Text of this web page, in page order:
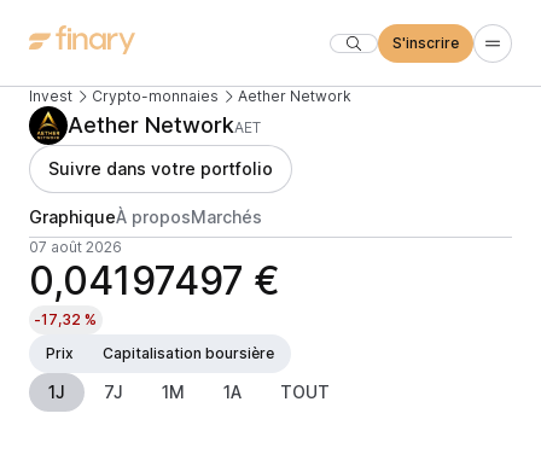
S'inscrire
Invest Crypto-monnaies Aether Network
Aether NetworkAET
Suivre dans votre portfolio
GraphiqueÀ proposMarchés
07 août 2026
0,04197497 €
-17,32 %
Prix
Capitalisation boursière
1J 7J 1M 1A TOUT